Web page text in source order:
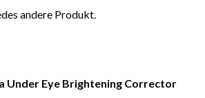
andere Produkt.
Under Eye Brightening Corrector